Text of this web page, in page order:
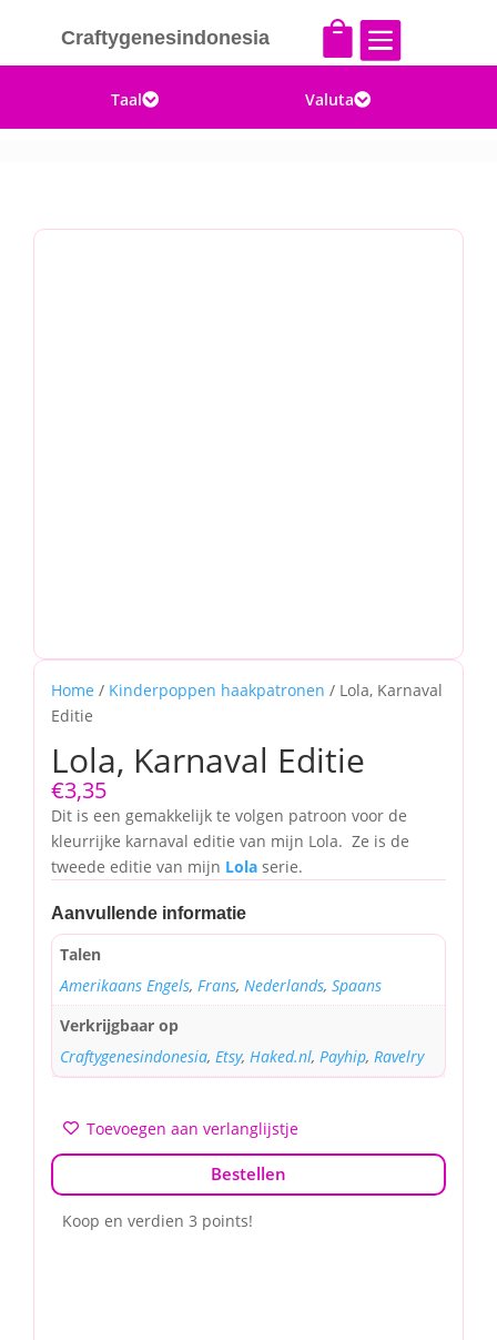
Craftygenesindonesia  
Taal Valuta
Home / Kinderpoppen haakpatronen / Lola, Karnaval
Editie
Lola, Karnaval Editie
€3,35
Dit is een gemakkelijk te volgen patroon voor de
kleurrijke karnaval editie van mijn Lola. Ze is de
tweede editie van mijn Lola serie.
Aanvullende informatie
Talen
Amerikaans Engels, Frans, Nederlands, Spaans
Verkrijgbaar op
Craftygenesindonesia, Etsy, Haked.nl, Payhip, Ravelry
Toevoegen aan verlanglijstje
Bestellen
Koop en verdien 3 points!